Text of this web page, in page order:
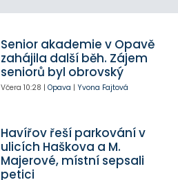
Senior akademie v Opavě
zahájila další běh. Zájem
seniorů byl obrovský
Včera 10:28 | Opava | Yvona Fajtová
Havířov řeší parkování v
ulicích Haškova a M.
Majerové, místní sepsali
petici